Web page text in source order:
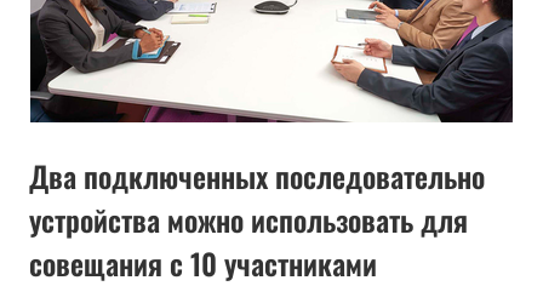
Два подключенных последовательно
устройства можно использовать для
совещания с 10 участниками